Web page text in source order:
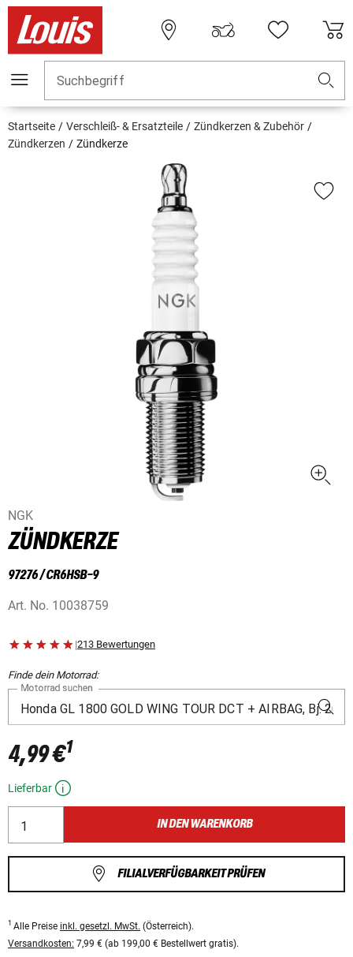
Suchbegriff
Startseite Verschleiß- & Ersatzteile
Zündkerzen & Zubehör
Zündkerzen
Zündkerze
NGK
ZÜNDKERZE
97276 / CR6HSB-9
Art. No. 10038759
|213 Bewertungen
Finde dein Motorrad:
Motorrad suchen
4,99 €1
Lieferbar
IN DEN WARENKORB
FILIALVERFÜGBARKEIT PRÜFEN
1 Alle Preise inkl. gesetzl. MwSt. (Österreich).
Versandkosten: 7,99 € (ab 199,00 € Bestellwert gratis).